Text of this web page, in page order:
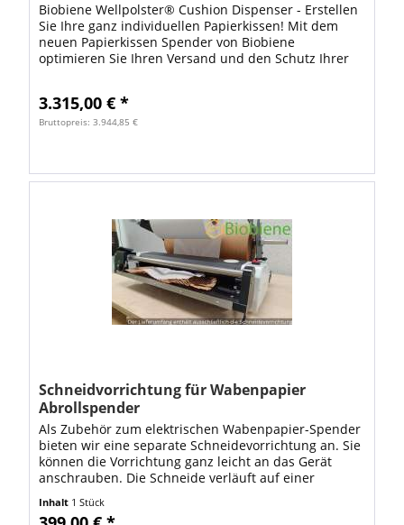
Biobiene Wellpolster® Cushion Dispenser - Erstellen
Sie Ihre ganz individuellen Papierkissen! Mit dem
neuen Papierkissen Spender von Biobiene
optimieren Sie Ihren Versand und den Schutz Ihrer
3.315,00 € *
Bruttopreis: 3.944,85 €
Schneidvorrichtung für Wabenpapier
Abrollspender
Als Zubehör zum elektrischen Wabenpapier-Spender
bieten wir eine separate Schneidevorrichtung an. Sie
können die Vorrichtung ganz leicht an das Gerät
anschrauben. Die Schneide verläuft auf einer
Inhalt 1 Stück